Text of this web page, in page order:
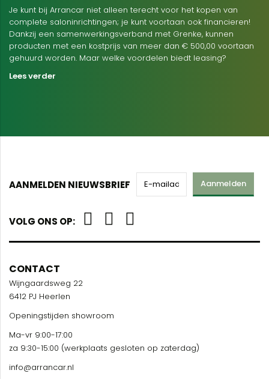
Je kunt bij Arrancar niet alleen terecht voor het kopen van
complete saloninrichtingen; je kunt voortaan ook financieren!
Dankzij een samenwerkingsverband met Grenke, kunnen
producten met een kostprijs van meer dan € 500,00 voortaan
gehuurd worden. Maar welke voordelen biedt leasing?
Lees verder
AANMELDEN NIEUWSBRIEF Aanmelden
VOLG ONS OP:
CONTACT
Wijngaardsweg 22
6412 PJ Heerlen
Openingstijden showroom
Ma-vr 9:00-17:00
za 9:30-15:00 (werkplaats gesloten op zaterdag)
info@arrancar.nl